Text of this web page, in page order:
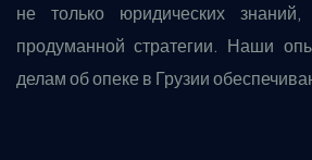
не только юридических
продуманной стратегии. Наши
делам об опеке в Грузии